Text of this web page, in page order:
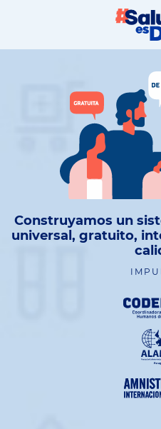
Construyamos un
universal, gratuito,